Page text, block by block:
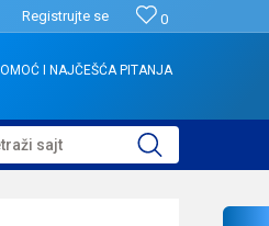
0
Registrujte se
I NAJČEŠĆA PITANJA
sajt